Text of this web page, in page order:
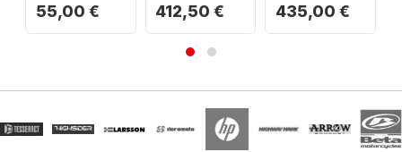
55,00 € 412,50 € 435,00 €